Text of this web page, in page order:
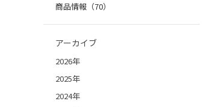
商品情報（70）
アーカイブ
2026年
2025年
2024年